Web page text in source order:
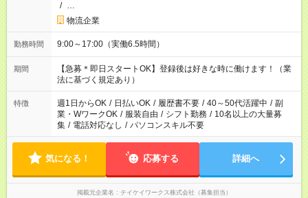
/ …
物流企業
勤務時間 9:00～17:00（実働6.5時間）
期間
【急募＊即日スタートOK】登録後は好きな時に働けます！（業
法に基づく規定あり）
特徴 週1日からOK / 日払いOK / 履歴書不要 / 40～50代活躍中 / 副
業・WワークOK / 服装自由 / シフト勤務 / 10名以上の大量募
集 / 電話対応なし / パソコンスキル不要
気になる！ 応募する 詳細へ
掲載元企業名 テイケイワークス株式会社（募集担当）